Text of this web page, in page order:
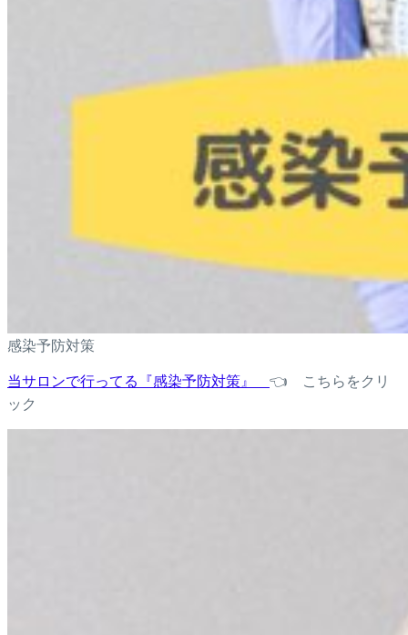
感染予防対策
当サロンで行ってる『感染予防対策』 👈 こちらをクリ
ック